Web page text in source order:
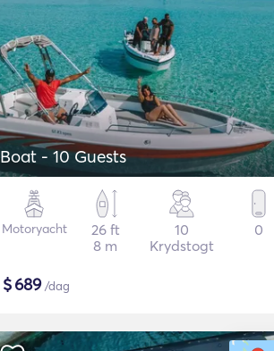
Boat - 10 Guests
Motoryacht
26 ft
8 m
10
Krydstogt
0
$689/dag